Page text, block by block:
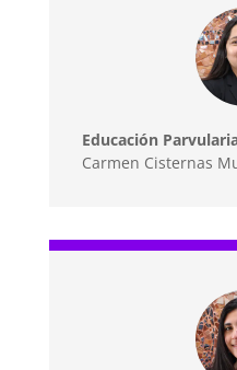
Educación
Carmen Cisternas